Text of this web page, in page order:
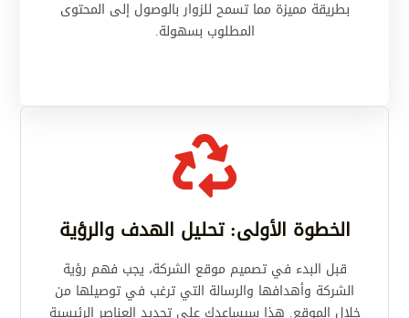
بطريقة مميزة مما تسمح للزوار بالوصول إلى المحتوى
المطلوب بسهولة.

الخطوة الأولى: تحليل الهدف والرؤية
قبل البدء في تصميم موقع الشركة، يجب فهم رؤية
الشركة وأهدافها والرسالة التي ترغب في توصيلها من